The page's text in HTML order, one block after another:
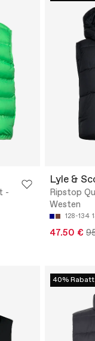
-
Lyle &
Ripstop
Westen
128-134
47.50 €
40% Rabatt